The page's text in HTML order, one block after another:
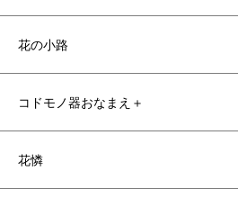
花の小路
コドモノ器おなまえ＋
花憐